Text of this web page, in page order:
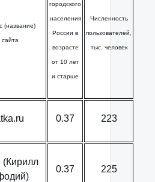
(название)
сайта
городского
населения
России в
возрасте
от 10 лет
и старше
Численность
пользователей,
тыс. человек
0.37 223
(Кирилл
0.37 225